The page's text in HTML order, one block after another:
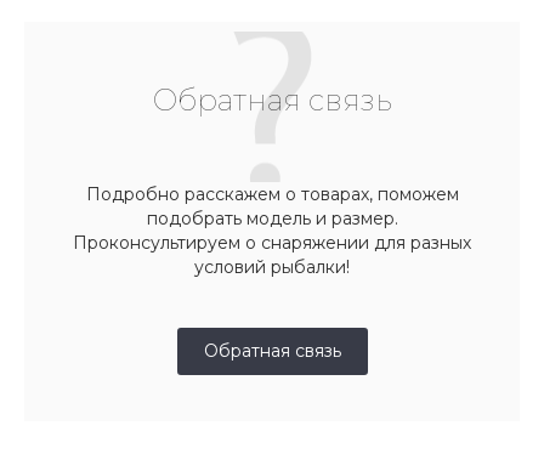
Обратная связь
Подробно расскажем о товарах, поможем
подобрать модель и размер.
Проконсультируем о снаряжении для разных
условий рыбалки!
Обратная связь